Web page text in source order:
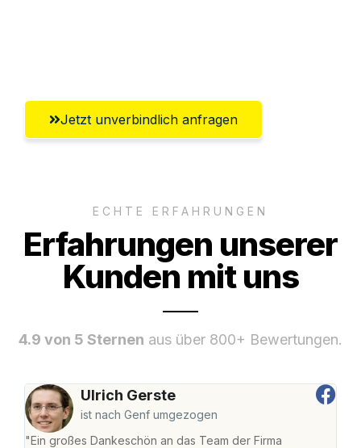
Jetzt unverbindlich anfragen
ECHTE ERFAHRUNGEN
Erfahrungen unserer
Kunden mit uns
4.9 von 5 Sternen aus über 800+ Bewertungen.
Ulrich Gerste
ist nach Genf umgezogen
"Ein großes Dankeschön an das Team der Firma